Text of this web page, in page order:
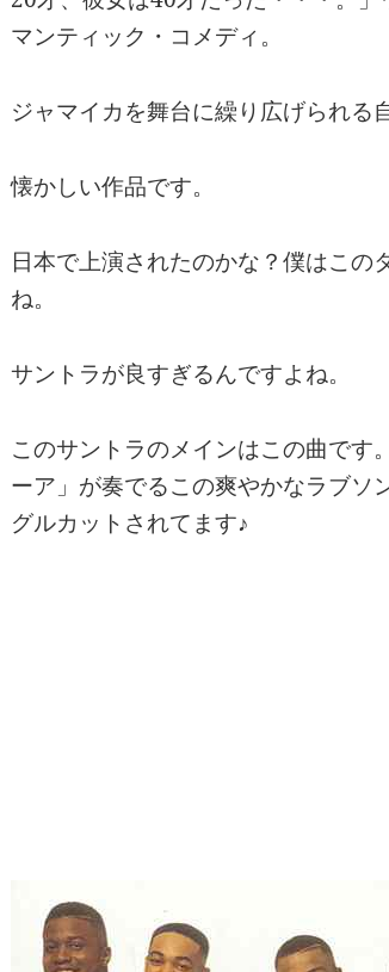
マンティック・コメディ。
ジャマイカを舞台に繰り広げられる
懐かしい作品です。
日本で上演されたのかな？僕はこの
ね。
サントラが良すぎるんですよね。
このサントラのメインはこの曲です
ーア」が奏でるこの爽やかなラブソ
グルカットされてます♪